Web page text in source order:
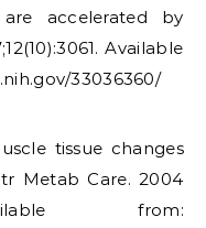
accelerated by
Available
33036360/
tissue changes
Metab Care. 2004
from: